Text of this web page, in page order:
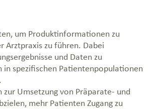
um Produktinformationen zu
Arztpraxis zu führen. Dabei
und Daten zu
in spezifischen Patientenpopulationen
Umsetzung von Präparate- und
mehr Patienten Zugang zu